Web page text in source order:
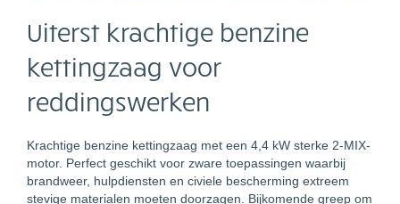
Uiterst krachtige benzine
kettingzaag voor
reddingswerken
Krachtige benzine kettingzaag met een 4,4 kW sterke 2-MIX-
motor. Perfect geschikt voor zware toepassingen waarbij
brandweer, hulpdiensten en civiele bescherming extreem
stevige materialen moeten doorzagen. Bijkomende greep om